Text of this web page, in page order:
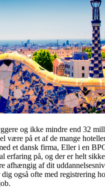
og ikke mindre end 32
på et af de mange
et dansk firma, Eller i en
erfaring på, og der er helt
af dit
også ofte med registrering